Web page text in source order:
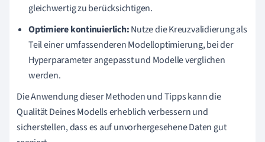
gleichwertig zu berücksichtigen.
Optimiere kontinuierlich:Nutze die Kreuzvalidierung als
Teil einer umfassenderen Modelloptimierung, bei der
Hyperparameter angepasst und Modelle verglichen
werden.
Die Anwendung dieser Methoden und Tipps kann die
Qualität Deines Modells erheblich verbessern und
sicherstellen, dass es auf unvorhergesehene Daten gut